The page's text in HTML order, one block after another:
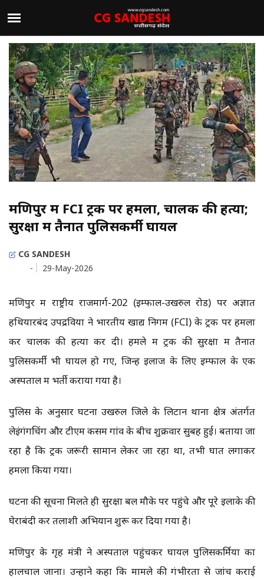
मणिपुर में FCI ट्रक पर हमला, चालक की हत्या;
सुरक्षा में तैनात पुलिसकर्मी घायल
CG SANDESH
-
29-May-2026
मणिपुर में राष्ट्रीय राजमार्ग-202 (इम्फाल-उखरुल रोड) पर अज्ञात
हथियारबंद उपद्रवियों ने भारतीय खाद्य निगम (FCI) के ट्रक पर हमला
कर चालक की हत्या कर दी। हमले में ट्रक की सुरक्षा में तैनात
पुलिसकर्मी भी घायल हो गए, जिन्हें इलाज के लिए इम्फाल के एक
अस्पताल में भर्ती कराया गया है।
पुलिस के अनुसार घटना उखरुल जिले के लिटान थाना क्षेत्र अंतर्गत
लेइंगंगचिंग और टीएम कसम गांव के बीच शुक्रवार सुबह हुई। बताया जा
रहा है कि ट्रक जरूरी सामान लेकर जा रहा था, तभी घात लगाकर
हमला किया गया।
घटना की सूचना मिलते ही सुरक्षा बल मौके पर पहुंचे और पूरे इलाके की
घेराबंदी कर तलाशी अभियान शुरू कर दिया गया है।
मणिपुर के गृह मंत्री ने अस्पताल पहुंचकर घायल पुलिसकर्मियों का
हालचाल जाना। उन्होंने कहा कि मामले की गंभीरता से जांच कराई